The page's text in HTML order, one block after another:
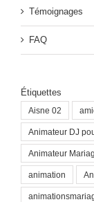
Témoignages
FAQ
Étiquettes
Aisne 02
Animateur DJ
Animateur
animation